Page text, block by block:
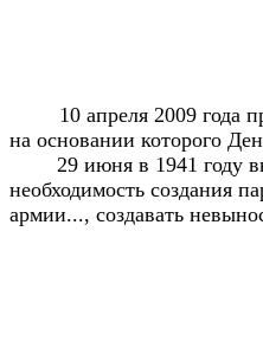
10 апреля 2009 года
на основании которого
29 июня в 1941 году
необходимость создания
армии..., создавать